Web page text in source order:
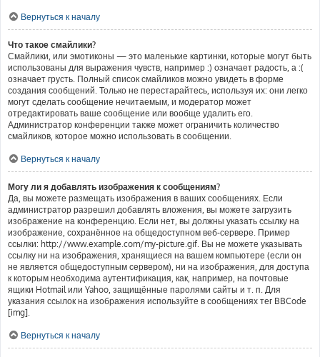
Вернуться к началу
Что такое смайлики?
Смайлики, или эмотиконы — это маленькие картинки, которые могут быть
использованы для выражения чувств, например :) означает радость, а :(
означает грусть. Полный список смайликов можно увидеть в форме
создания сообщений. Только не перестарайтесь, используя их: они легко
могут сделать сообщение нечитаемым, и модератор может
отредактировать ваше сообщение или вообще удалить его.
Администратор конференции также может ограничить количество
смайликов, которое можно использовать в сообщении.
Вернуться к началу
Могу ли я добавлять изображения к сообщениям?
Да, вы можете размещать изображения в ваших сообщениях. Если
администратор разрешил добавлять вложения, вы можете загрузить
изображение на конференцию. Если нет, вы должны указать ссылку на
изображение, сохранённое на общедоступном веб-сервере. Пример
ссылки: http://www.example.com/my-picture.gif. Вы не можете указывать
ссылку ни на изображения, хранящиеся на вашем компьютере (если он
не является общедоступным сервером), ни на изображения, для доступа
к которым необходима аутентификация, как, например, на почтовые
ящики Hotmail или Yahoo, защищённые паролями сайты и т. п. Для
указания ссылок на изображения используйте в сообщениях тег BBCode
[img].
Вернуться к началу